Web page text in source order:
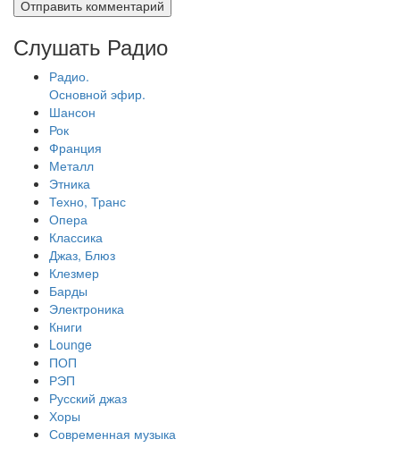
Слушать Радио
Радио.
Основной эфир.
Шансон
Рок
Франция
Металл
Этника
Техно, Транс
Опера
Классика
Джаз, Блюз
Клезмер
Барды
Электроника
Книги
Lounge
ПОП
РЭП
Русский джаз
Хоры
Современная музыка